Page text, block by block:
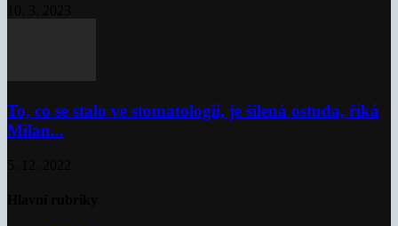
To, co se stalo ve stomatologii, je šílená ostuda, říká
Milan...